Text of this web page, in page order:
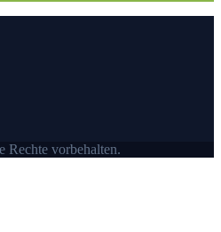
Rechte vorbehalten.